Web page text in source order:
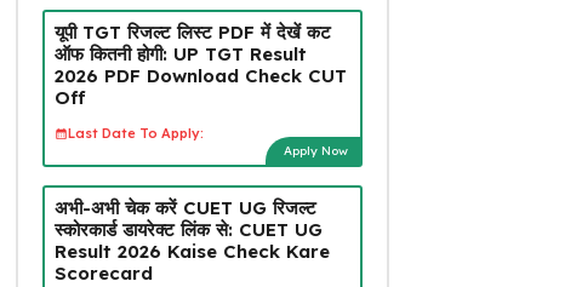
यूपी TGT रिजल्ट लिस्ट PDF में देखें कट
ऑफ कितनी होगी: UP TGT Result
2026 PDF Download Check CUT
Off
Last Date To Apply:
Apply Now
अभी-अभी चेक करें CUET UG रिजल्ट
स्कोरकार्ड डायरेक्ट लिंक से: CUET UG
Result 2026 Kaise Check Kare
Scorecard